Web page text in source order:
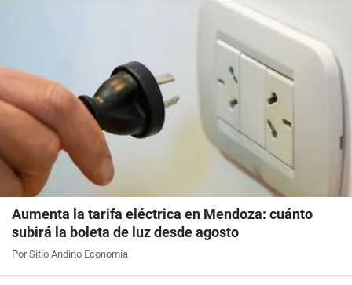
Aumenta la tarifa eléctrica en Mendoza: cuánto
subirá la boleta de luz desde agosto
Por Sitio Andino Economía